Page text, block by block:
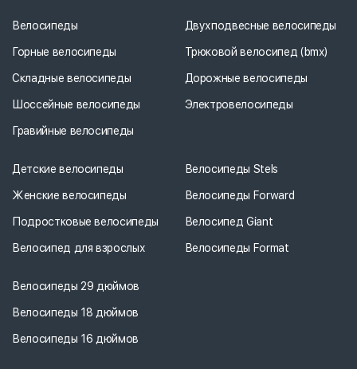
Велосипеды
Горные велосипеды
Складные велосипеды
Шоссейные велосипеды
Гравийные велосипеды
Двухподвесные велосипеды
Трюковой велосипед (bmx)
Дорожные велосипеды
Электровелосипеды
Детские велосипеды
Женские велосипеды
Подростковые велосипеды
Велосипед для взрослых
Велосипеды Stels
Велосипеды Forward
Велосипед Giant
Велосипеды Format
Велосипеды 29 дюймов
Велосипеды 18 дюймов
Велосипеды 16 дюймов